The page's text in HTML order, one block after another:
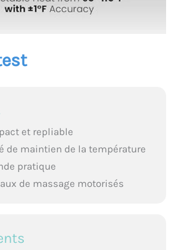
les infirmières, les
promouvoir le confort
quotidien
et repliable
de maintien de la température
pratique
de massage motorisés